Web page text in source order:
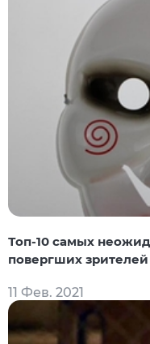
Топ-10 самых
повергших
11 Фев. 2021